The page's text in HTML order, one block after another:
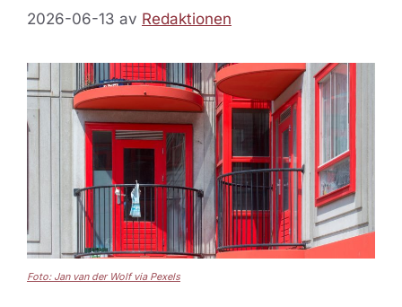
2026-06-13 av Redaktionen
Foto: Jan van der Wolf via Pexels